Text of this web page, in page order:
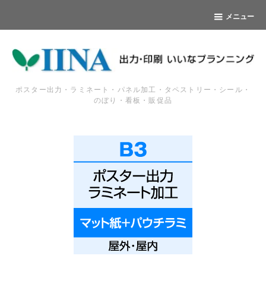
メニュー
ポスター出力・ラミネート・パネル加工・タペストリー・シール・
のぼり・看板・販促品